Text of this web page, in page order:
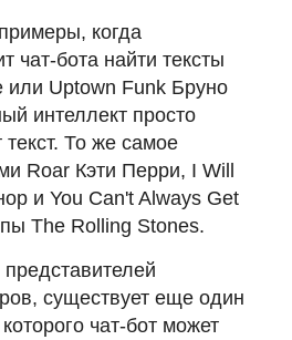
когда
чат-бота найти тексты
или Uptown Funk Бруно
интеллект просто
текст. То же самое
Roar Кэти Перри, I Will
и You Can't Always Get
The Rolling Stones.
существует еще один
чат-бот может